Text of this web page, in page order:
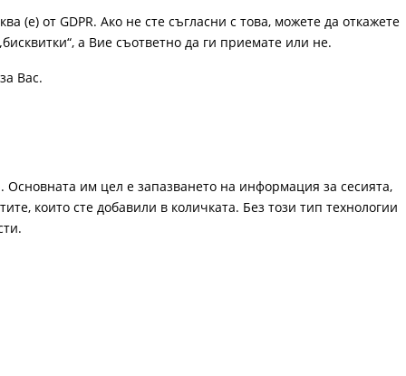
(е) от GDPR. Ако не сте съгласни с това, можете да откажете
а Вие съответно да ги приемате или не.
Вас.
им цел е запазването на информация за сесията,
които сте добавили в количката. Без този тип технологии